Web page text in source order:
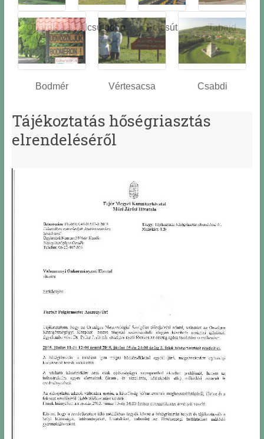
Óbarok
Alcsútdobo
z
Felcsút Tabajd
Bodmér Vértesacsa Csabdi
Tájékoztatás hőségriasztás
elrendeléséről